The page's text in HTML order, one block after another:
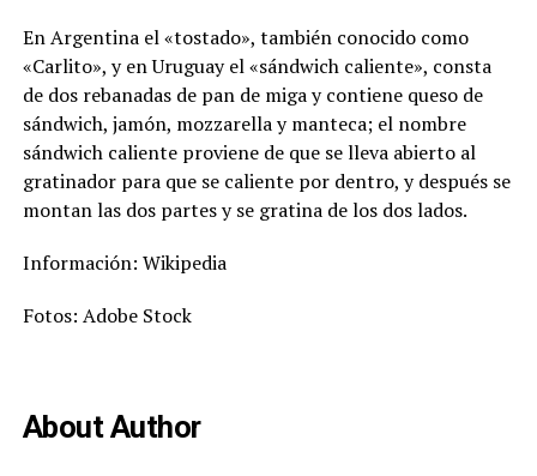
En Argentina el «tostado», también conocido como
«Carlito», y en Uruguay el «sándwich caliente», consta
de dos rebanadas de pan de miga y contiene queso de
sándwich, jamón, mozzarella y manteca; el nombre
sándwich caliente proviene de que se lleva abierto al
gratinador para que se caliente por dentro, y después se
montan las dos partes y se gratina de los dos lados.
Información: Wikipedia
Fotos: Adobe Stock
About Author